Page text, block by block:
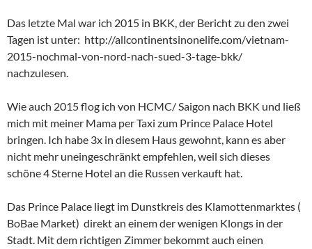
Das letzte Mal war ich 2015 in BKK, der Bericht zu den zwei
Tagen ist unter: http://allcontinentsinonelife.com/vietnam-
2015-nochmal-von-nord-nach-sued-3-tage-bkk/
nachzulesen.
Wie auch 2015 flog ich von HCMC/ Saigon nach BKK und ließ
mich mit meiner Mama per Taxi zum Prince Palace Hotel
bringen. Ich habe 3x in diesem Haus gewohnt, kann es aber
nicht mehr uneingeschränkt empfehlen, weil sich dieses
schöne 4 Sterne Hotel an die Russen verkauft hat.
Das Prince Palace liegt im Dunstkreis des Klamottenmarktes (
BoBae Market) direkt an einem der wenigen Klongs in der
Stadt. Mit dem richtigen Zimmer bekommt auch einen